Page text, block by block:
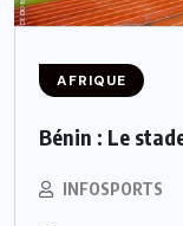
AFRIQUE
Bénin : Le
INFOSPORTS